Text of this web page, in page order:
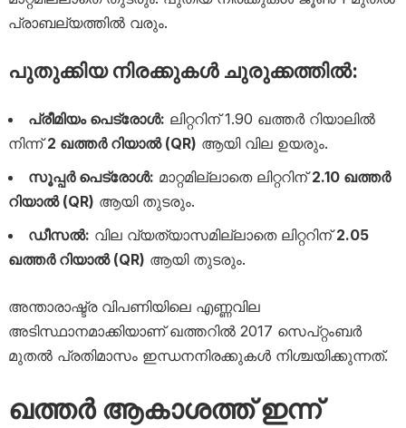
പ്രാബല്യത്തിൽ വരും.
പുതുക്കിയ നിരക്കുകൾ ചുരുക്കത്തിൽ:
പ്രീമിയം പെട്രോൾ: ലിറ്ററിന് 1.90 ഖത്തർ റിയാലിൽ
നിന്ന്2 ഖത്തർ റിയാൽ (QR) ആയി വില ഉയരും.
സൂപ്പർ പെട്രോൾ: മാറ്റമില്ലാതെ ലിറ്ററിന്2.10 ഖത്തർ
റിയാൽ (QR) ആയി തുടരും.
ഡീസൽ: വില വ്യത്യാസമില്ലാതെ ലിറ്ററിന്2.05
ഖത്തർ റിയാൽ (QR) ആയി തുടരും.
അന്താരാഷ്ട്ര വിപണിയിലെ എണ്ണവില
അടിസ്ഥാനമാക്കിയാണ് ഖത്തറിൽ 2017 സെപ്റ്റംബർ
മുതൽ പ്രതിമാസം ഇന്ധനനിരക്കുകൾ നിശ്ചയിക്കുന്നത്.
ഖത്തർ ആകാശത്ത് ഇന്ന്